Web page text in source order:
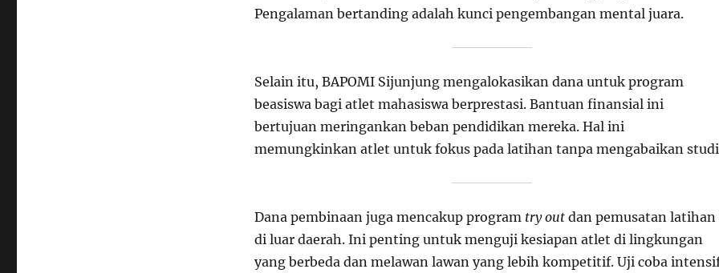
Pengalaman bertanding adalah kunci pengembangan mental juara.
Selain itu, BAPOMI Sijunjung mengalokasikan dana untuk program
beasiswa bagi atlet mahasiswa berprestasi. Bantuan finansial ini
bertujuan meringankan beban pendidikan mereka. Hal ini
memungkinkan atlet untuk fokus pada latihan tanpa mengabaikan
Dana pembinaan juga mencakup program try outdan pemusatan latihan
di luar daerah. Ini penting untuk menguji kesiapan atlet di lingkungan
yang berbeda dan melawan lawan yang lebih kompetitif. Uji coba